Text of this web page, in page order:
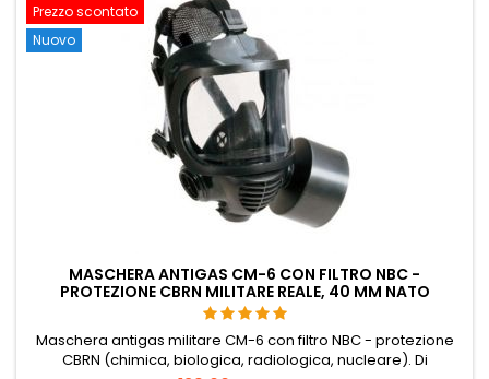
Prezzo scontato
Nuovo
MASCHERA ANTIGAS CM-6 CON FILTRO NBC -
PROTEZIONE CBRN MILITARE REALE, 40 MM NATO
Maschera antigas militare CM-6 con filtro NBC - protezione
CBRN (chimica, biologica, radiologica, nucleare). Di